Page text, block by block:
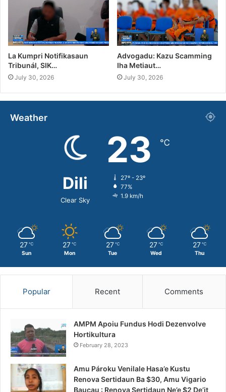
La Kumpri Notifikasaun
Tribunál, SIK…
July 30, 2026
Advogadu: Kazu Scamming
Iha Metiaut…
July 30, 2026
Weather
Dili
Clear Sky
23 ℃
27º - 23º
77%
1.9 km/h
27 ℃
Sun
27 ℃
Mon
27 ℃
Tue
27 ℃
Wed
27 ℃
Thu
Popular Recent Comments
AMPM Apoiu Fundus Hodi Dezenvolve
Hortikultura
February 28, 2023
Amu Pároku Venilale Hasa’e Kustu
Renova Sertidaun Ba $30, Amu Vigario
Baucau : Renova Sertidaun Ne’e $2 De’it